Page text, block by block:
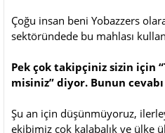
Çoğu insan beni Yobazzers
sektöründede bu mahlası
Pek çok takipçiniz sizin için
misiniz” diyor. Bunun
Şu an için düşünmüyoruz,
ekibimiz çok kalabalık ve ülke